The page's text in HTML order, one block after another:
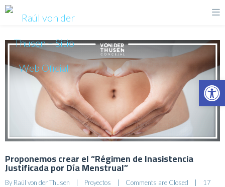
Proponemos crear el “Régimen de Inasistencia
Justificada por Día Menstrual”
By Raúl von der Thusen | Proyectos | Comments are Closed |
17